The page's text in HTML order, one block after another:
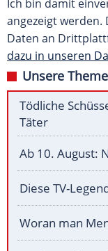
Ich bin damit
angezeigt
Daten an
dazu in unseren
Unsere
Tödliche
Täter
Ab 10. August:
Diese TV-
Woran man